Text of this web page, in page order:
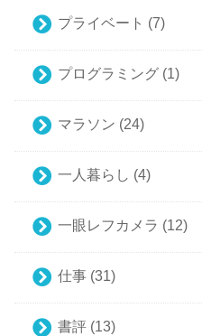
プライベート (7)
プログラミング (1)
マラソン (24)
一人暮らし (4)
一眼レフカメラ (12)
仕事 (31)
書評 (13)